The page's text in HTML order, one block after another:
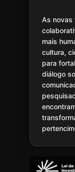
As novas
mais
cultura,
para
diálogo